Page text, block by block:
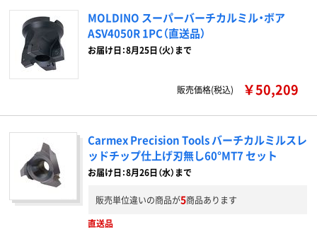
MOLDINO スーパーバーチカルミル・ボア
ASV4050R 1PC（直送品）
お届け日：8月25日（火）まで
販売価格(税込) ￥50,209
Carmex Precision Tools バーチカルミルスレ
ッドチップ仕上げ刃無し60°MT7 セット
お届け日：8月26日（水）まで
販売単位違いの商品が5商品あります
直送品